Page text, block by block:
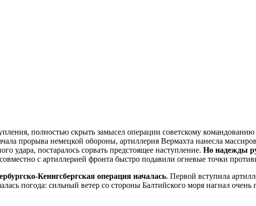
полностью скрыть замысел операции советскому
прорыва немецкой обороны, артиллерия Вермахта нанесла
удара, постаралось сорвать предстоящее наступление. Но надежды
с артиллерией фронта быстро подавили огневые точки
Кенигсбергская операция началась. Первой вступила
погода: сильный ветер со стороны Балтийского моря нагнал